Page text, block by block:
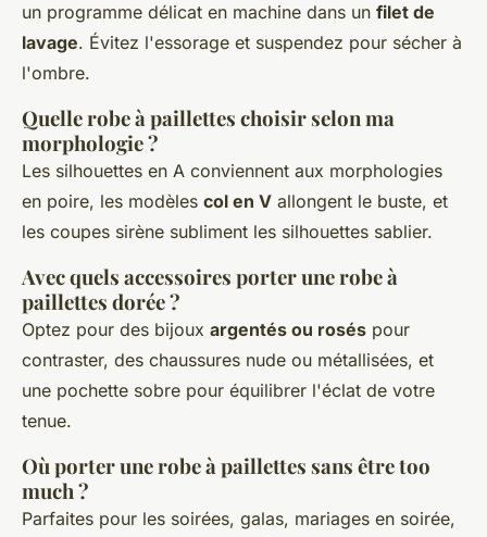
un programme délicat en machine dans un filet de
lavage. Évitez l'essorage et suspendez pour sécher à
l'ombre.
Quelle robe à paillettes choisir selon ma
morphologie ?
Les silhouettes en A conviennent aux morphologies
en poire, les modèles col en V allongent le buste, et
les coupes sirène subliment les silhouettes sablier.
Avec quels accessoires porter une robe à
paillettes dorée ?
Optez pour des bijoux argentés ou rosés pour
contraster, des chaussures nude ou métallisées, et
une pochette sobre pour équilibrer l'éclat de votre
tenue.
Où porter une robe à paillettes sans être too
much ?
Parfaites pour les soirées, galas, mariages en soirée,